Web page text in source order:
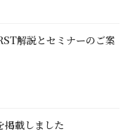
解説とセミナーのご案
載しました